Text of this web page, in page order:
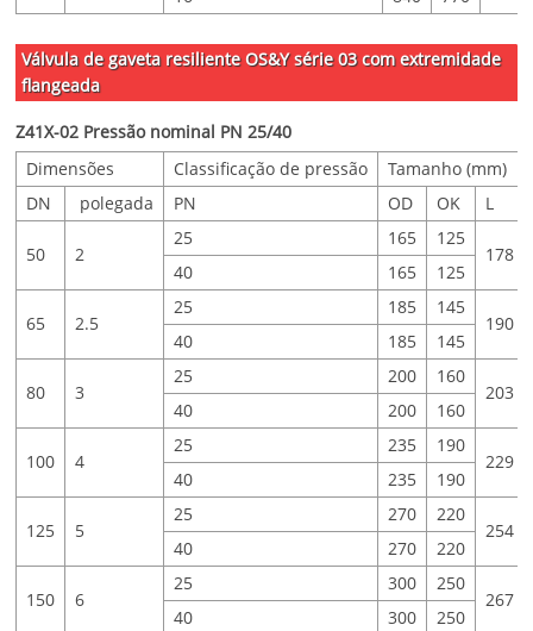
Válvula de gaveta resiliente OS&Y série 03 com extremidade
flangeada
Z41X-02 Pressão nominal PN 25/40
Dimensões
Classificação de pressão
Tamanho (mm)
OD
OK L
DN polegada PN
50 2
25 165 125
178
40 165 125
65 2.5
25 185 145
190
40 185 145
80 3
25 200 160
203
40 200 160
100 4
25 235 190
229
40 235 190
125 5
25 270 220
254
40 270 220
150 6
25 300 250
267
40 300 250